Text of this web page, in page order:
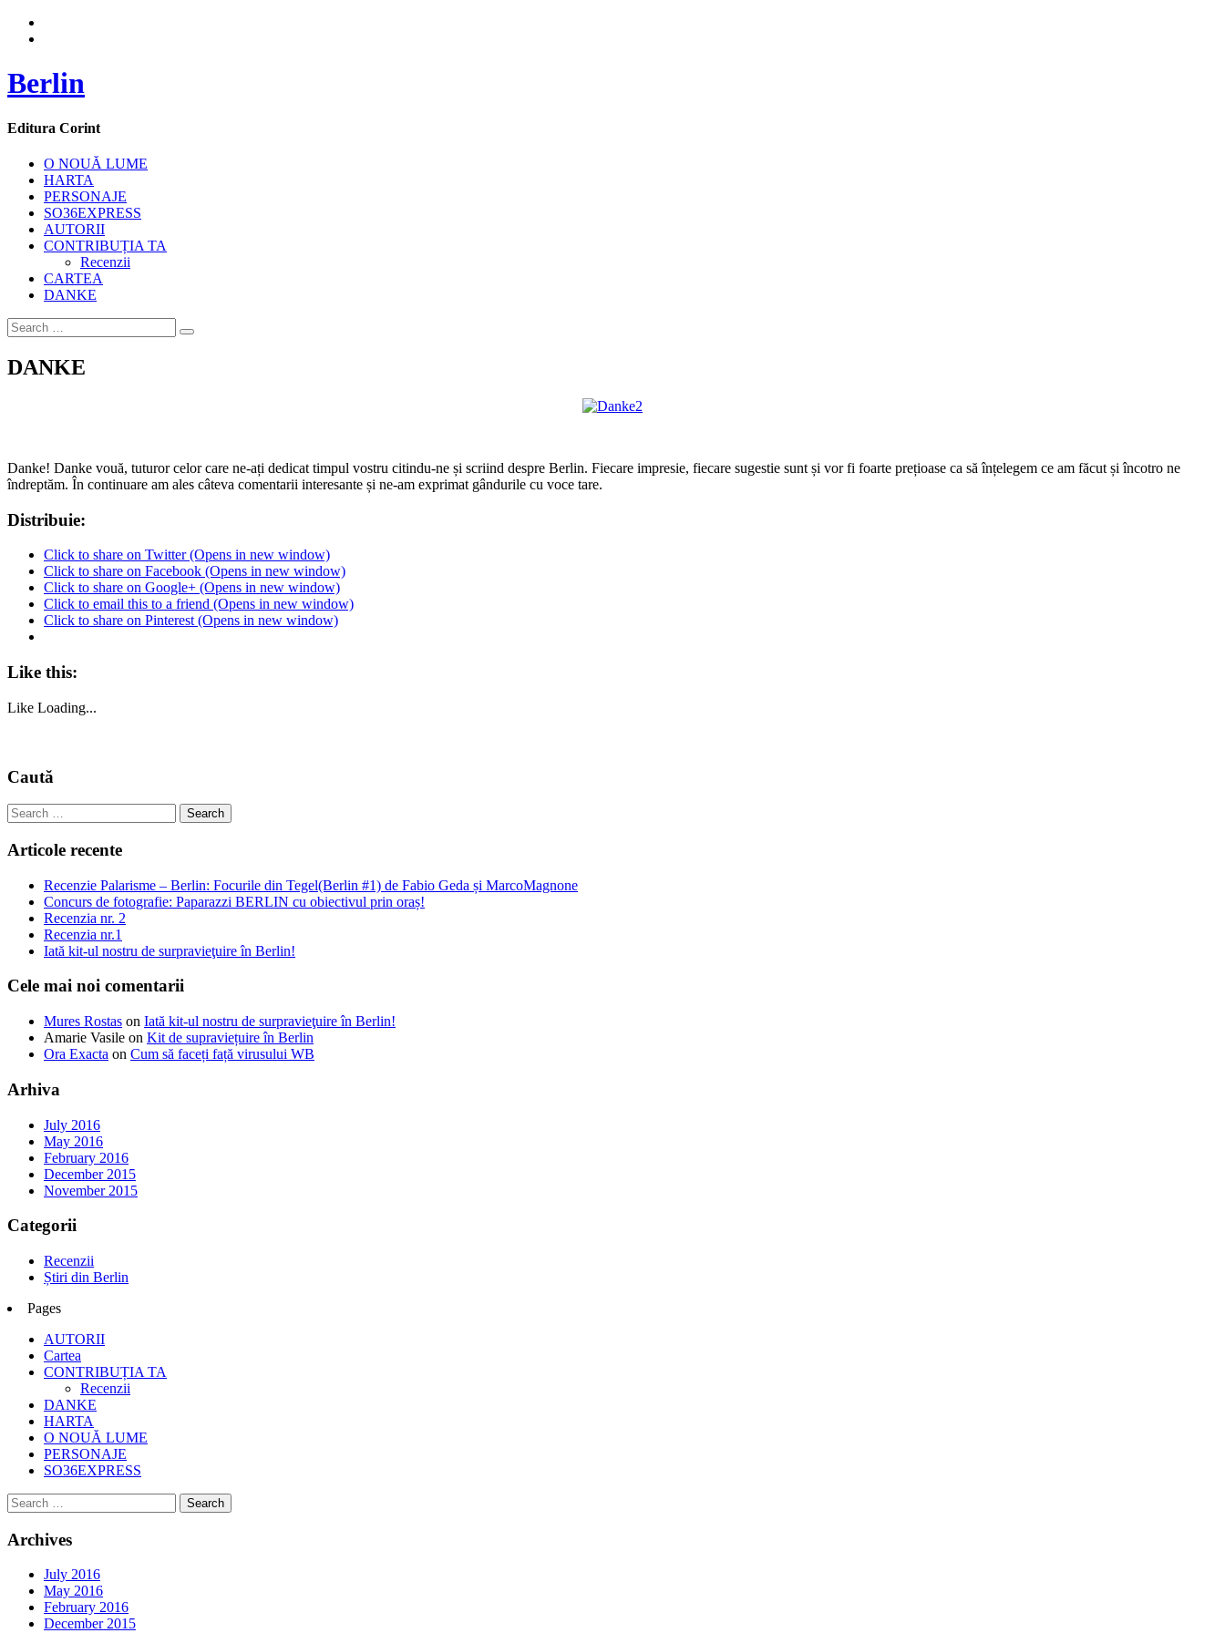
Berlin
Editura Corint
O NOUĂ LUME
HARTA
PERSONAJE
SO36EXPRESS
AUTORII
CONTRIBUȚIA TA
Recenzii
CARTEA
DANKE
DANKE
Danke! Danke vouă, tuturor celor care ne-ați dedicat timpul vostru citindu-ne și scriind despre Berlin. Fiecare impresie, fiecare sugestie sunt și vor fi foarte prețioase ca să înțelegem ce am făcut și încotro ne
îndreptăm. În continuare am ales câteva comentarii interesante și ne-am exprimat gândurile cu voce tare.
Distribuie:
Click to share on Twitter (Opens in new window)
Click to share on Facebook (Opens in new window)
Click to share on Google+ (Opens in new window)
Click to email this to a friend (Opens in new window)
Click to share on Pinterest (Opens in new window)
Like this:
Like Loading...
Caută
Articole recente
Recenzie Palarisme – Berlin: Focurile din Tegel(Berlin #1) de Fabio Geda și MarcoMagnone
Concurs de fotografie: Paparazzi BERLIN cu obiectivul prin oraș!
Recenzia nr. 2
Recenzia nr.1
Iată kit-ul nostru de surpravieţuire în Berlin!
Cele mai noi comentarii
Mures Rostas on Iată kit-ul nostru de surpravieţuire în Berlin!
Amarie Vasile on Kit de supraviețuire în Berlin
Ora Exacta on Cum să faceți față virusului WB
Arhiva
July 2016
May 2016
February 2016
December 2015
November 2015
Categorii
Recenzii
Știri din Berlin
Pages
AUTORII
Cartea
CONTRIBUȚIA TA
Recenzii
DANKE
HARTA
O NOUĂ LUME
PERSONAJE
SO36EXPRESS
Archives
July 2016
May 2016
February 2016
December 2015